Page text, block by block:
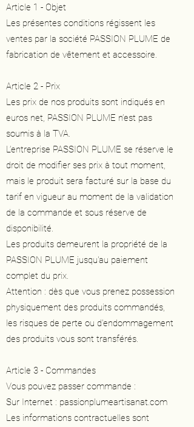
Article 1 - Objet
Les présentes conditions régissent les
ventes par la société PASSION PLUME de
fabrication de vêtement et accessoire.
Article 2 - Prix
Les prix de nos produits sont indiqués en
euros net, PASSION PLUME n’est pas
soumis à la TVA.
L’entreprise PASSION PLUME se réserve le
droit de modifier ses prix à tout moment,
mais le produit sera facturé sur la base du
tarif en vigueur au moment de la validation
de la commande et sous réserve de
disponibilité.
Les produits demeurent la propriété de la
PASSION PLUME jusqu'au paiement
complet du prix.
Attention : dès que vous prenez possession
physiquement des produits commandés,
les risques de perte ou d'endommagement
des produits vous sont transférés.
Article 3 - Commandes
Vous pouvez passer commande :
Sur Internet : passionplumeartisanat.com
Les informations contractuelles sont